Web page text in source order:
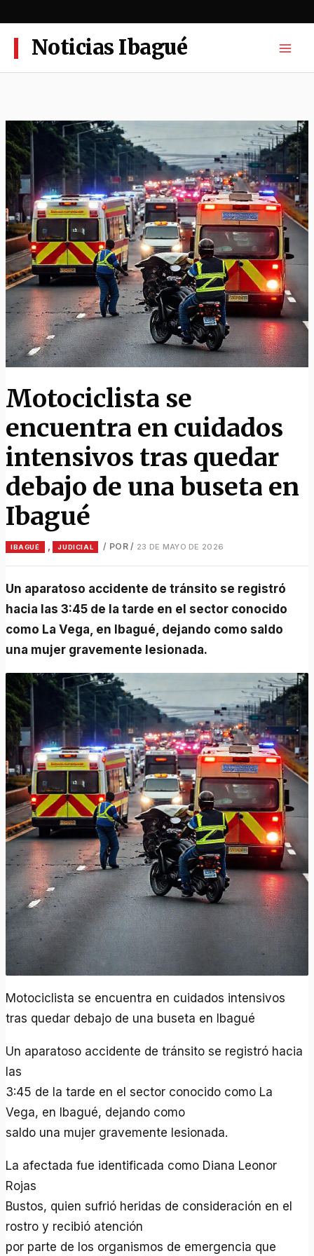
al
contenidoNoticias Ibagué
Motociclista se
encuentra en cuidados
intensivos tras quedar
debajo de una buseta en
Ibagué
IBAGUÉ JUDICIAL / POR / 23 DE MAYO DE 2026
Un aparatoso accidente de tránsito se registró
hacia las 3:45 de la tarde en el sector conocido
como La Vega, en Ibagué, dejando como saldo
una mujer gravemente lesionada.
Motociclista se encuentra en cuidados intensivos
tras quedar debajo de una buseta en Ibagué
Un aparatoso accidente de tránsito se registró hacia
las
3:45 de la tarde en el sector conocido como La
Vega, en Ibagué, dejando como
saldo una mujer gravemente lesionada.
La afectada fue identificada como Diana Leonor
Rojas
Bustos, quien sufrió heridas de consideración en el
rostro y recibió atención
por parte de los organismos de emergencia que